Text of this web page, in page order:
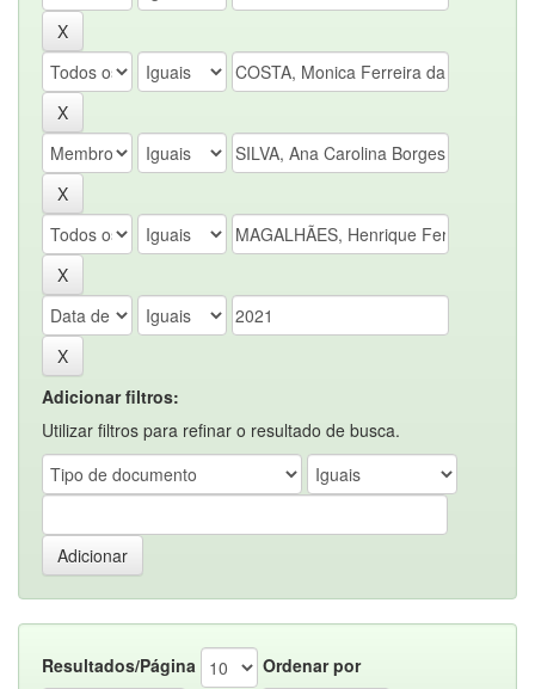
Adicionar filtros:
Utilizar filtros para refinar o resultado de busca.
Resultados/Página
Ordenar por